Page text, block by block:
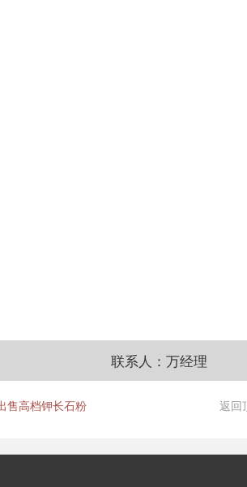
联系人：万经理
售高档钾长石粉 返回